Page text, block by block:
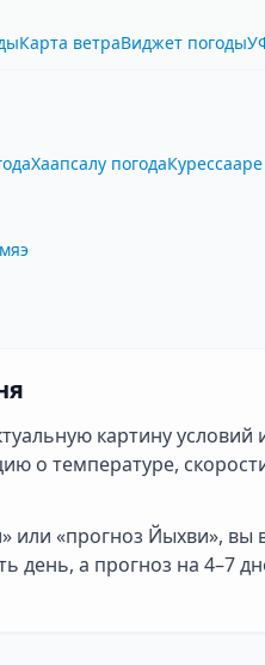
Карта ветраВиджет погоды
Хаапсалу погода
картину
о температуре,
или «прогноз Йыхви»,
день, а прогноз на 4–7